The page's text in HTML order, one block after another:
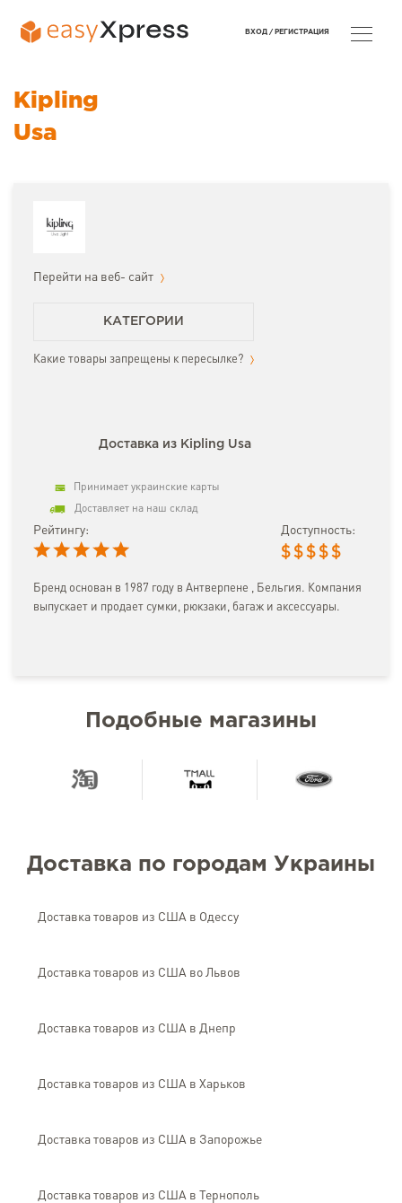
Kipling
Usa
Перейти на веб- сайт
КАТЕГОРИИ
Какие товары запрещены к пересылке?
Доставка из Kipling Usa
Принимает украинские карты
Доставляет на наш склад
Рейтингу: Доступность:
$ $ $ $ $
Бренд основан в 1987 году в Антверпене , Бельгия. Компания
выпускает и продает сумки, рюкзаки, багаж и аксессуары.
Подобные магазины
Доставка по городам Украины
Доставка товаров из США в Одессу
Доставка товаров из США во Львов
Доставка товаров из США в Днепр
Доставка товаров из США в Харьков
Доставка товаров из США в Запорожье
Доставка товаров из США в Тернополь
ВХОД / РЕГИСТРАЦИЯ